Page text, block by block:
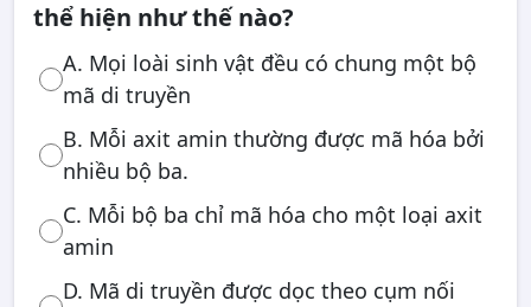
thể hiện như thế nào?
A. Mọi loài sinh vật đều có chung một bộ
mã di truyền
B. Mỗi axit amin thường được mã hóa bởi
nhiều bộ ba.
C. Mỗi bộ ba chỉ mã hóa cho một loại axit
amin
D. Mã di truyền được dọc theo cụm nối